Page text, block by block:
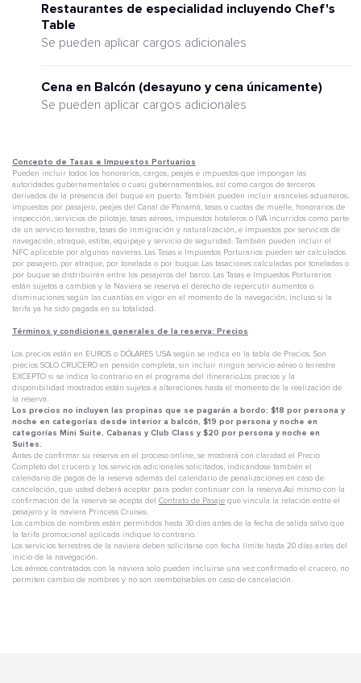
Restaurantes de especialidad incluyendo Chef's
Table
Se pueden aplicar cargos adicionales
Cena en Balcón (desayuno y cena únicamente)
Se pueden aplicar cargos adicionales
Concepto de Tasas e Impuestos Portuarios
Pueden incluir todos los honorarios, cargos, peajes e impuestos que impongan las
autoridades gubernamentales o cuasi gubernamentales, así como cargos de terceros
derivados de la presencia del buque en puerto. También pueden incluir aranceles aduaneros,
impuestos por pasajero, peajes del Canal de Panamá, tasas o cuotas de muelle, honorarios de
inspección, servicios de pilotaje, tasas aéreas, impuestos hoteleros o IVA incurridos como parte
de un servicio terrestre, tasas de inmigración y naturalización, e impuestos por servicios de
navegación, atraque, estiba, equipaje y servicio de seguridad. También pueden incluir el
NFC aplicable por algunas navieras. Las Tasas e Impuestos Porturarios pueden ser calculados
por pasajero, por atraque, por tonelada o por buque. Las tasaciones calculadas por toneladas o
por buque se distribuirán entre los pasajeros del barco. Las Tasas e Impuestos Porturarios
están sujetos a cambios y la Naviera se reserva el derecho de repercutir aumentos o
disminuciones según las cuantías en vigor en el momento de la navegación, incluso si la
tarifa ya ha sido pagada en su totalidad.
Términos y condiciones generales de la reserva: Precios
Los precios están en EUROS o DÓLARES USA según se indica en la tabla de Precios. Son
precios SOLO CRUCERO en pensión completa, sin incluir ningún servicio aéreo o terrestre
EXCEPTO si se indica lo contrario en el programa del itinerario.Los precios y la
disponibilidad mostrados están sujetos a alteraciones hasta el momento de la realización de
la reserva.
Los precios no incluyen las propinas que se pagarán a bordo: $18 por persona y
noche en categorías desde interior a balcón, $19 por persona y noche en
categorías Mini Suite, Cabanas y Club Class y $20 por persona y noche en
Suites.
Antes de confirmar su reserva en el proceso online, se mostrará con claridad el Precio
Completo del crucero y los servicios adicionales solicitados, indicándose también el
calendario de pagos de la reserva además del calendario de penalizaciones en caso de
cancelación, que usted deberá aceptar para poder continuar con la reserva.Así mismo con la
confirmación de la reserva se acepta del Contrato de Pasaje que vincula la relación entre el
pasajero y la naviera Princess Cruises.
Los cambios de nombres están permitidos hasta 30 días antes de la fecha de salida salvo que
la tarifa promocional aplicada indique lo contrario.
Los servicios terrestres de la naviera deben solicitarse con fecha límite hasta 20 días antes del
inicio de la navegación.
Los aéreos contratados con la naviera solo pueden incluirse una vez confirmado el crucero, no
permiten cambio de nombres y no son reembolsables en caso de cancelación.